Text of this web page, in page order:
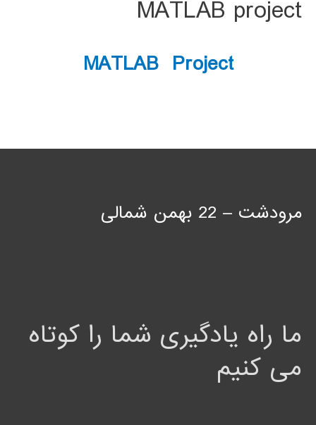
MATLAB project
MATLAB Project
مرودشت – 22 بهمن شمالی
ما راه یادگیری شما را کوتاه
می کنیم